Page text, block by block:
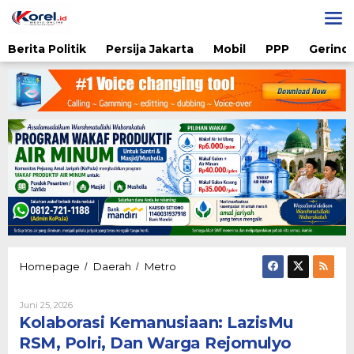
ke
Berita Politik
Persija Jakarta Mobil PPP
Homepage / Daerah / Metro
Polri,
Warga
Juni 25, 2026Oleh
Shodiq
Permono
Kolaborasi Kemanusiaan: LazisMu
RSM, Polri, Dan Warga Rejomulyo